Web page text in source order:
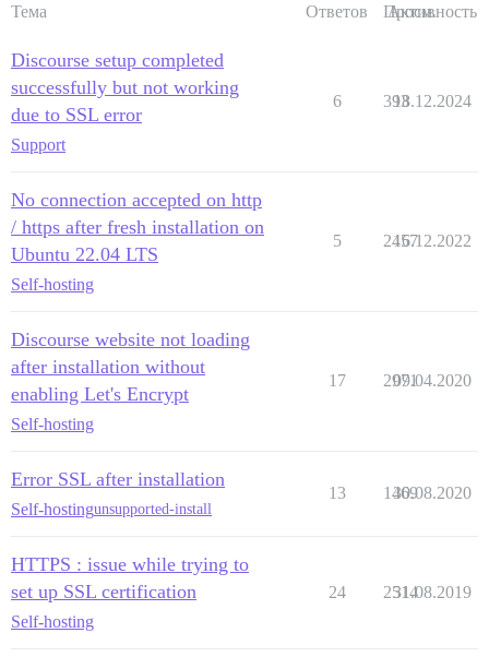
Тема Ответов Просм.
Активность
Discourse setup completed
successfully but not working
due to SSL error
Support
6 393
18.12.2024
No connection accepted on http
/ https after fresh installation on
Ubuntu 22.04 LTS
Self-hosting
5 2457
16.12.2022
Discourse website not loading
after installation without
enabling Let's Encrypt
Self-hosting
17 2971
09.04.2020
Error SSL after installation
Self-hostingunsupported-install
13 1469
30.08.2020
HTTPS : issue while trying to
set up SSL certification
Self-hosting
24 2514
31.08.2019